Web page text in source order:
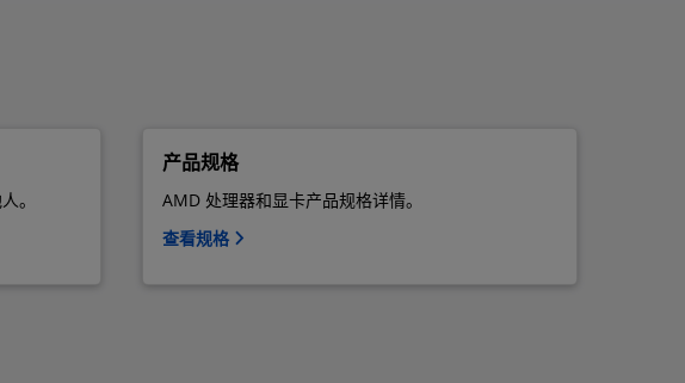
。
产品规格
AMD 处理器和显卡产品规格详情。
查看规格